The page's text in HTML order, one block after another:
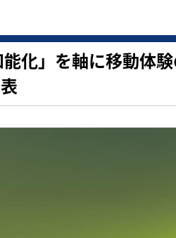
化」を軸に移動体験